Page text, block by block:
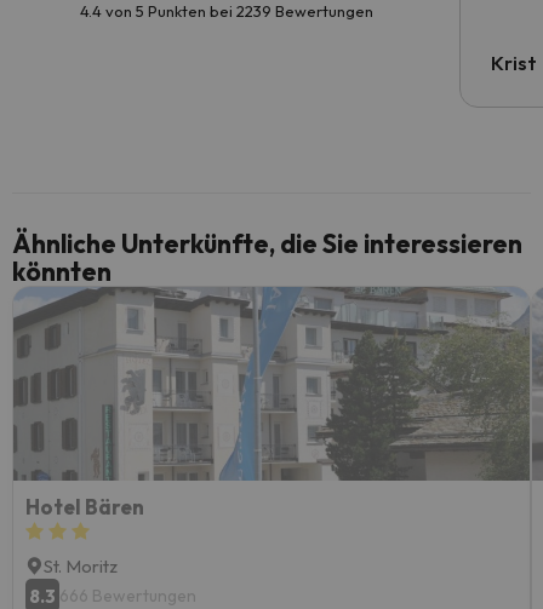
4.4 von 5 Punkten bei 2239 Bewertungen
Krist
Ähnliche Unterkünfte, die Sie interessieren
könnten
Hotel Bären
St. Moritz
8.3 666 Bewertungen